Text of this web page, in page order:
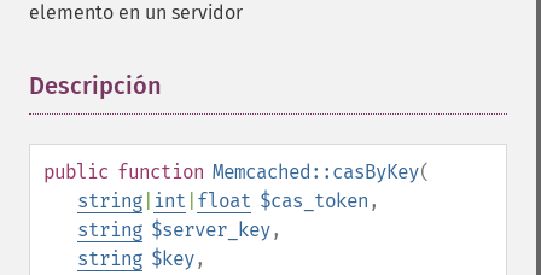
elemento en un servidor
Descripción
public function Memcached::casByKey(
string int float $cas_token ,
string $server_key,
string $key,